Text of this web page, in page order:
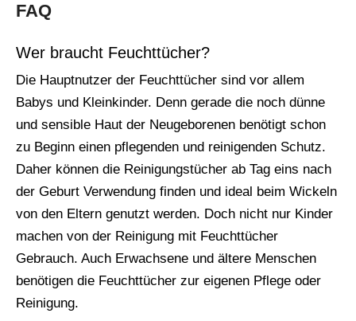
FAQ
Wer braucht Feuchttücher?
Die Hauptnutzer der Feuchttücher sind vor allem
Babys und Kleinkinder. Denn gerade die noch dünne
und sensible Haut der Neugeborenen benötigt schon
zu Beginn einen pflegenden und reinigenden Schutz.
Daher können die Reinigungstücher ab Tag eins nach
der Geburt Verwendung finden und ideal beim Wickeln
von den Eltern genutzt werden. Doch nicht nur Kinder
machen von der Reinigung mit Feuchttücher
Gebrauch. Auch Erwachsene und ältere Menschen
benötigen die Feuchttücher zur eigenen Pflege oder
Reinigung.